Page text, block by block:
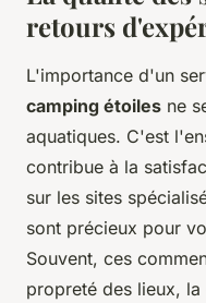
retours
L'importance d'un
camping étoiles ne
aquatiques. C'est
contribue à la
sur les sites
sont précieux pour
Souvent, ces
propreté des lieux,